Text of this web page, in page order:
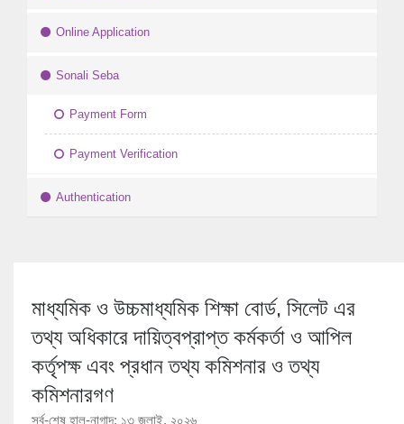
Online Application
Sonali Seba
Payment Form
Payment Verification
Authentication
মাধ্যমিক ও উচ্চমাধ্যমিক শিক্ষা বোর্ড, সিলেট এর
তথ্য অধিকারে দায়িত্বপ্রাপ্ত কর্মকর্তা ও আপিল
কর্তৃপক্ষ এবং প্রধান তথ্য কমিশনার ও তথ্য
কমিশনারগণ
সর্ব-শেষ হাল-নাগাদ: ১৩ জুলাই, ২০২৬